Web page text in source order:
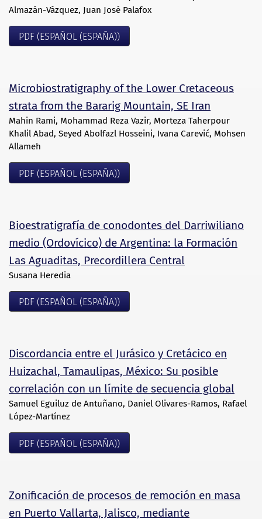
Almazán-Vázquez, Juan José Palafox
PDF (ESPAÑOL (ESPAÑA))
Microbiostratigraphy of the Lower Cretaceous
strata from the Bararig Mountain, SE Iran
Mahin Rami, Mohammad Reza Vazir, Morteza Taherpour
Khalil Abad, Seyed Abolfazl Hosseini, Ivana Carević, Mohsen
Allameh
PDF (ESPAÑOL (ESPAÑA))
Bioestratigrafía de conodontes del Darriwiliano
medio (Ordovícico) de Argentina: la Formación
Las Aguaditas, Precordillera Central
Susana Heredia
PDF (ESPAÑOL (ESPAÑA))
Discordancia entre el Jurásico y Cretácico en
Huizachal, Tamaulipas, México: Su posible
correlación con un límite de secuencia global
Samuel Eguiluz de Antuñano, Daniel Olivares-Ramos, Rafael
López-Martínez
PDF (ESPAÑOL (ESPAÑA))
Zonificación de procesos de remoción en masa
en Puerto Vallarta, Jalisco, mediante